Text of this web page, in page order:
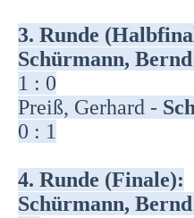
3. Runde
Schürmann, Bernd
1 : 0
Preiß, Gerhard -
0 : 1
4. Runde (Finale):
Schürmann, Bernd